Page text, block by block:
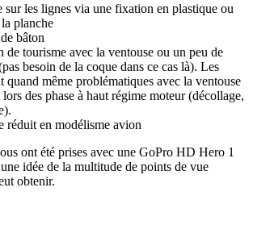
les lignes via une fixation en plastique ou
planche
bâton
de tourisme avec la ventouse ou un peu de
besoin de la coque dans ce cas là). Les
quand même problématiques avec la ventouse
des phase à haut régime moteur (décollage,
réduit en modélisme avion
ont été prises avec une GoPro HD Hero 1
idée de la multitude de points de vue
obtenir.